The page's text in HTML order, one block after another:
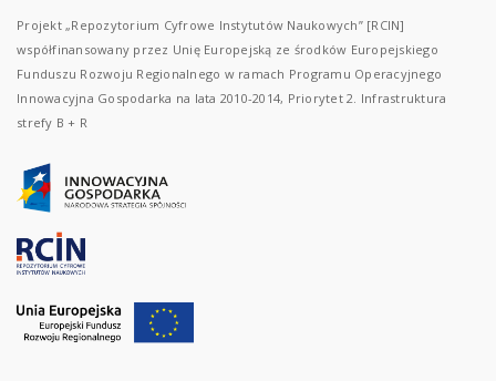
Projekt „Repozytorium Cyfrowe Instytutów Naukowych” [RCIN]
współfinansowany przez Unię Europejską ze środków Europejskiego
Funduszu Rozwoju Regionalnego w ramach Programu Operacyjnego
Innowacyjna Gospodarka na lata 2010-2014, Priorytet 2. Infrastruktura
strefy B + R